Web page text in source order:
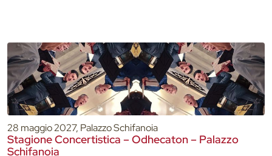
28 maggio 2027, Palazzo Schifanoia
Stagione Concertistica – Odhecaton – Palazzo
Schifanoia